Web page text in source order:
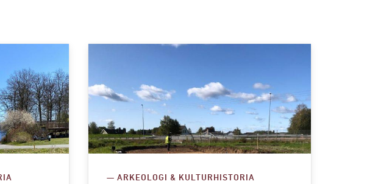
— ARKEOLOGI & KULTURHISTORIA